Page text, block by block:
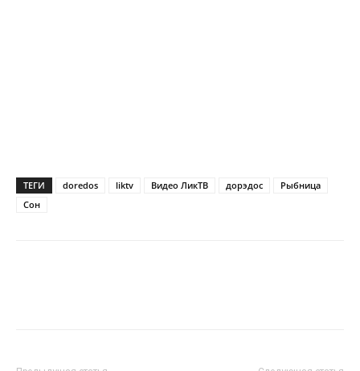
ТЕГИ doredos liktv Видео ЛикТВ дорэдос
Рыбница
Сон